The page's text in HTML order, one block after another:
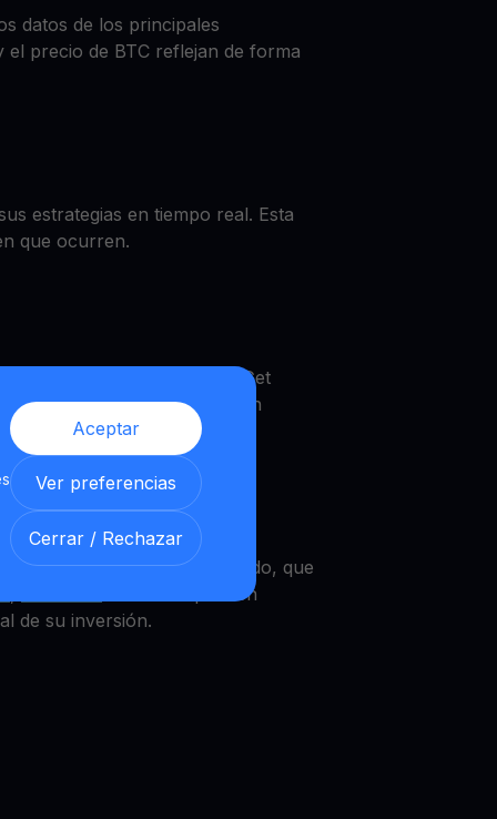
Aceptar
Ver preferencias
Cerrar / Rechazar
datos de los principales
precio de BTC reflejan de forma
estrategias en tiempo real. Esta
que ocurren.
de BTC, obtener un BTC Get
Una verdadera solución
un BTCGet Cashintegrado, que
u otras criptos en
de su inversión.